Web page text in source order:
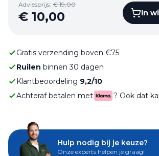
Adviesprijs: €19,00
€ 10,00 In
Gratis verzending boven €75
Ruilen binnen 30 dagen
Klantbeoordeling 9,2/10
Achteraf betalen met
? Ook dat
Hulp nodig bij je keuze?
Onze experts helpen je graag!